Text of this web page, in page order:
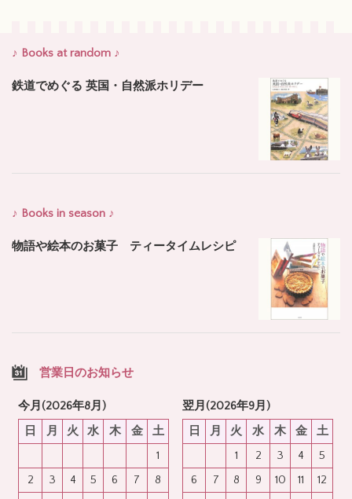
♪ Books at random ♪
鉄道でめぐる 英国・自然派ホリデー
♪ Books in season ♪
物語や絵本のお菓子 ティータイムレシピ
営業日のお知らせ
今月(2026年8月)
日
月 火 水 木 金
土
1
2
3 4 5 6 7
8
翌月(2026年9月)
日
月 火 水 木 金
土
1
2 3 4
5
6
7 8 9 10 11
12